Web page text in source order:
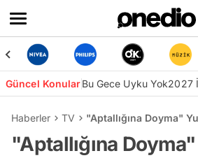
Güncel KonularBu Gece Uyku Yok2027
Haberler TV "Aptallığına Doyma"
"Aptallığına